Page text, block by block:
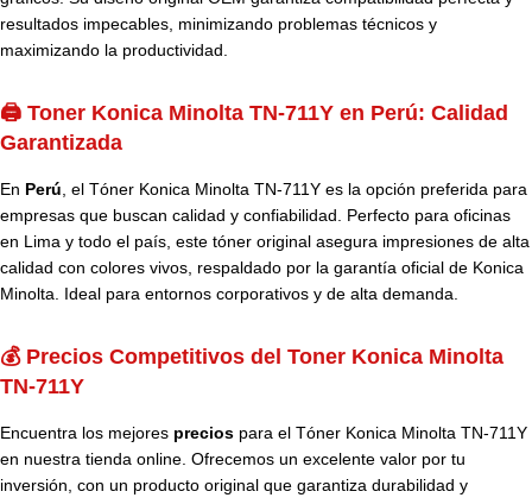
resultados impecables, minimizando problemas técnicos y
maximizando la productividad.
🖨️ Toner Konica Minolta TN-711Y en Perú: Calidad
Garantizada
En Perú , el Tóner Konica Minolta TN-711Y es la opción preferida para
empresas que buscan calidad y confiabilidad. Perfecto para oficinas
en Lima y todo el país, este tóner original asegura impresiones de alta
calidad con colores vivos, respaldado por la garantía oficial de Konica
Minolta. Ideal para entornos corporativos y de alta demanda.
💰 Precios Competitivos del Toner Konica Minolta
TN-711Y
Encuentra los mejores precios para el Tóner Konica Minolta TN-711Y
en nuestra tienda online. Ofrecemos un excelente valor por tu
inversión, con un producto original que garantiza durabilidad y